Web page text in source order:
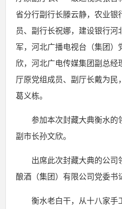
省分行副行长滕云静，农业银
员、副行长祝娜，建设银行河
军，河北广播电视台（集团）
欣，河北广电传媒集团副总经
厅原党组成员、副厅长戴为民
葛义栋。
参加本次封藏大典衡水的
副市长孙文欣。
出席此次封藏大典的公司
酿酒（集团）有限公司党委书
衡水老白干，从十八家手